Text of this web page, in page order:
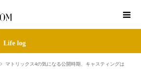
Life log
マトリックス4の気になる公開時期、キャスティングは